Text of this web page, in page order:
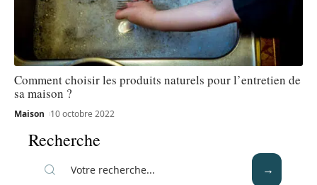
Comment choisir les produits naturels pour l’entretien de
sa maison ?
Maison 10 octobre 2022
Recherche